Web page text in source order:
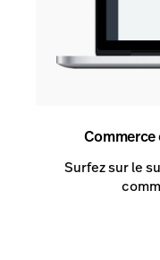
Surfez sur le